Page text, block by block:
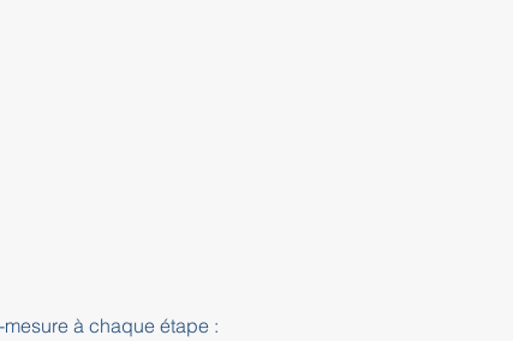
à chaque étape :